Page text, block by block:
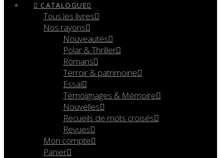
CATALOGUE
Tous les livres
Nos rayons
Nouveautés
Polar & Thriller
Romans
Terroir & patrimoine
Essai
Témoignages & Mémoire
Nouvelles
Recueils de mots croisés
Revues
Mon compte
Panier